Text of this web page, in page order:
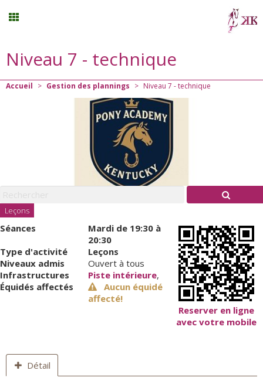
Stages vacances
0 Panier
Niveau 7 - technique
Accueil > Gestion des plannings > Niveau 7 - technique
Leçons
Reserver en ligne
avec votre mobile
Séances Mardi de 19:30 à
20:30
Type d'activité
Leçons
Niveaux admis
Ouvert à tous
Infrastructures
Piste intérieure,
Équidés affectés
Aucun équidé
affecté!
Détail